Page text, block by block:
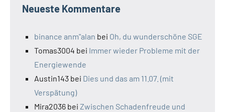
Neueste Kommentare
binance anm"alan bei Oh, du wunderschöne SGE
Tomas3004 bei Immer wieder Probleme mit der
Energiewende
Austin143 bei Dies und das am 11.07. (mit
Verspätung)
Mira2036 bei Zwischen Schadenfreude und